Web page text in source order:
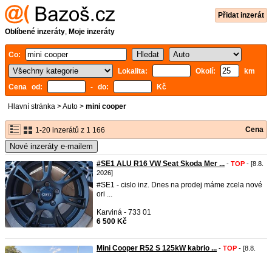
Přidat inzerát
Oblíbené inzeráty, Moje inzeráty
Co:
Lokalita:
Okolí:
km
Cena od:
- do: Kč
Hlavní stránka >Auto > mini cooper
1-20 inzerátů z 1 166 Cena
Nové inzeráty e-mailem
#SE1 ALU R16 VW Seat Skoda Mer ... - TOP - [8.8.
2026]
#SE1 - cislo inz. Dnes na prodej máme zcela nové
ori ...
Karviná - 733 01
6 500 Kč
Mini Cooper R52 S 125kW kabrio ... - TOP - [8.8.